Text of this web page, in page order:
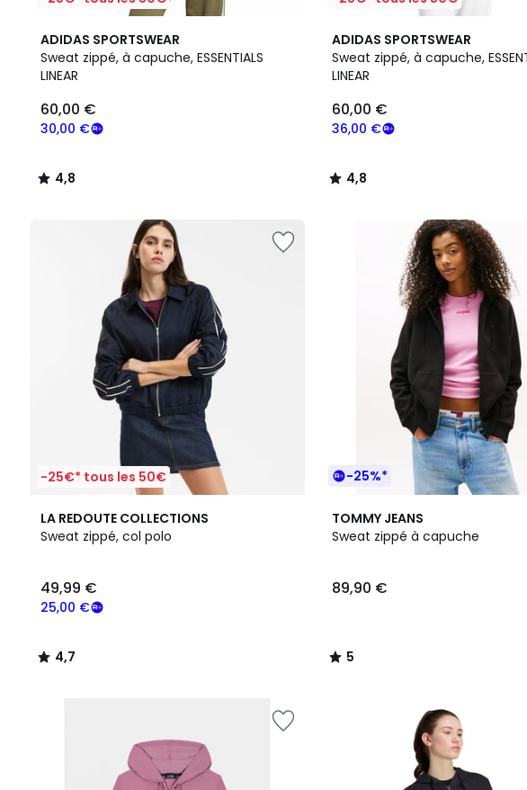
ADIDAS SPORTSWEAR
Sweat zippé, à capuche, ESSENTIALS
LINEAR
€
souscrivez
programme
30,00 €
60,00 €
4,8
/ 5
4,8
/
ADIDAS SPORTSWEAR
Sweat zippé, à capuche,
LINEAR
36,00 €
60,00 €
4,8
/ 5
2
Couleurs
4,8
/
-25€* tous les 50€
LA REDOUTE COLLECTIONS
Sweat zippé, col polo
25,00 €
49,99 €
4,7
/ 5
4,7
/
-25%*
TOMMY JEANS
Sweat zippé à capuche
89,90 €
5
/
5
/